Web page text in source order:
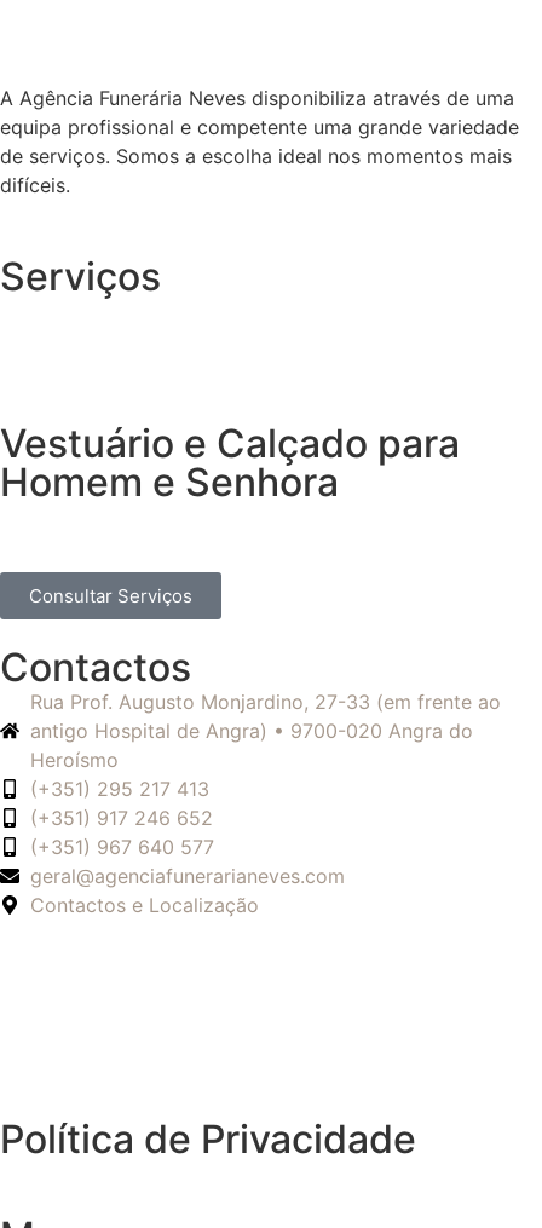
A Agência Funerária Neves disponibiliza através de uma
equipa profissional e competente uma grande variedade
de serviços. Somos a escolha ideal nos momentos mais
difíceis.
Serviços
Vestuário e Calçado para
Homem e Senhora
Consultar Serviços
Contactos
Rua Prof. Augusto Monjardino, 27-33 (em frente ao
antigo Hospital de Angra) • 9700-020 Angra do
Heroísmo
(+351) 295 217 413
(+351) 917 246 652
(+351) 967 640 577
geral@agenciafunerarianeves.com
Contactos e Localização
Política de Privacidade